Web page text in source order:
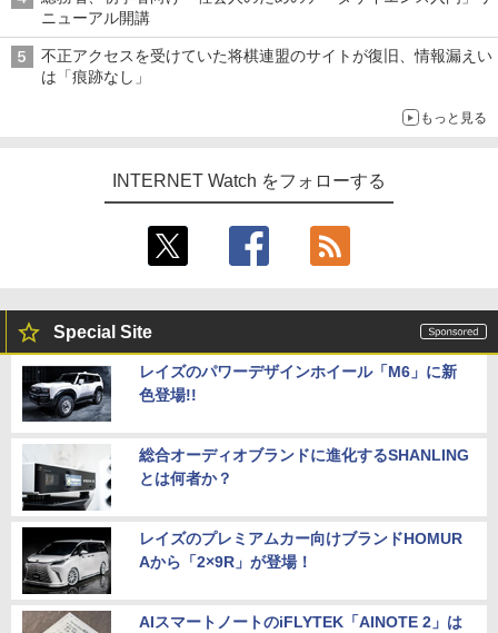
ニューアル開講
不正アクセスを受けていた将棋連盟のサイトが復旧、情報漏えい
は「痕跡なし」
もっと見る
INTERNET Watch をフォローする
Special Site
レイズのパワーデザインホイール「M6」に新
色登場!!
総合オーディオブランドに進化するSHANLING
とは何者か？
レイズのプレミアムカー向けブランドHOMUR
Aから「2×9R」が登場！
AIスマートノートのiFLYTEK「AINOTE 2」は